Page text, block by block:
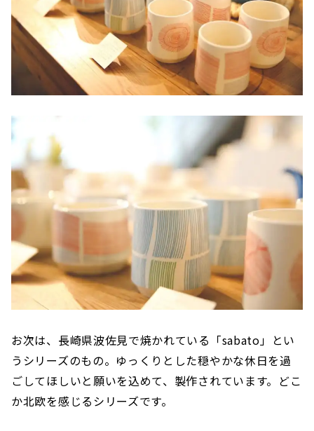
お次は、長崎県波佐見で焼かれている「sabato」とい
うシリーズのもの。ゆっくりとした穏やかな休日を過
ごしてほしいと願いを込めて、製作されています。どこ
か北欧を感じるシリーズです。